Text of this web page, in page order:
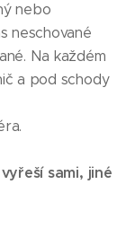
nebo
neschované
Na každém
a pod schody
sami, jiné